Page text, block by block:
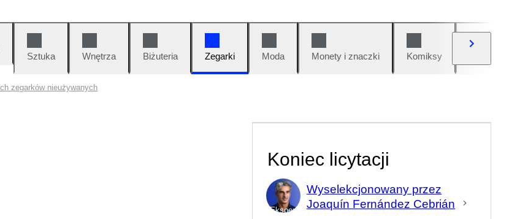
Sztuka
Wnętrza Biżuteria Zegarki Moda Monety i znaczki Komiksy
zegarków nieużywanych
Koniec licytacji
Ekspert
Wyselekcjonowany przez
Joaquín Fernández Cebrián